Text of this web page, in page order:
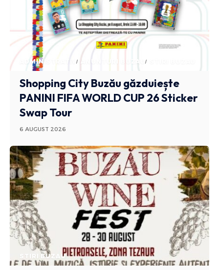
ADMINISTRATIV ANUNTURI BUZAU
Shopping City Buzău găzduiește
PANINI FIFA WORLD CUP 26 Sticker
Swap Tour
6 AUGUST 2026
STIRI BUZAU